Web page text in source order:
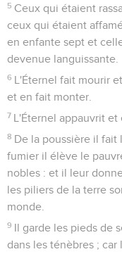
5 Ceux qui étaient
ceux qui étaient
en enfante sept et
devenue languissante.
6 L'Éternel fait mourir
et en fait monter.
7 L'Éternel appauvrit et
8 De la poussière il fait
fumier il élève le
nobles : et il leur
les piliers de la terre
monde.
9 Il garde les pieds de
dans les ténèbres ; car